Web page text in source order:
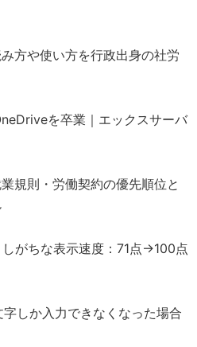
方や使い方を行政出身の社労
を卒業｜エックスサーバ
規則・労働契約の優先順位と
がちな表示速度：71点→100点
しか入力できなくなった場合